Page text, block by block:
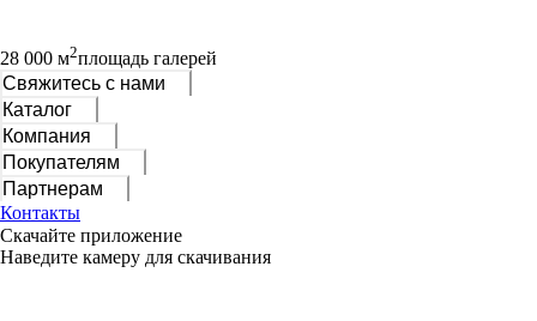
28 000 м2площадь галерей
Свяжитесь с нами
Каталог
Компания
Покупателям
Партнерам
Контакты
Скачайте приложение
Наведите камеру для скачивания